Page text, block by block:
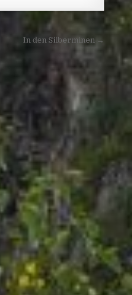
In den Silberminen →